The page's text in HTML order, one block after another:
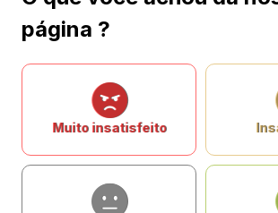
página ?
Muito insatisfeito